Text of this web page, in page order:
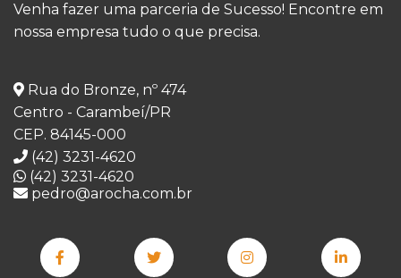
Venha fazer uma parceria de Sucesso! Encontre em
nossa empresa tudo o que precisa.
Rua do Bronze, nº 474
Centro - Carambeí/PR
CEP. 84145-000
(42) 3231-4620
(42) 3231-4620
pedro@arocha.com.br